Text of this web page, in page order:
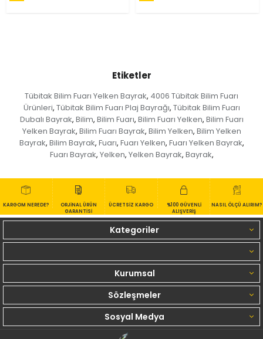
Etiketler
Tübitak Bilim Fuarı Yelken Bayrak, 4006 Tübitak Bilim Fuarı
Ürünleri, Tübitak Bilim Fuarı Plaj Bayrağı, Tübitak Bilim Fuarı
Dubalı Bayrak, Bilim, Bilim Fuarı, Bilim Fuarı Yelken, Bilim Fuarı
Yelken Bayrak, Bilim Fuarı Bayrak, Bilim Yelken, Bilim Yelken
Bayrak, Bilim Bayrak, Fuarı, Fuarı Yelken, Fuarı Yelken Bayrak,
Fuarı Bayrak, Yelken, Yelken Bayrak, Bayrak,
KARGOM NEREDE?
ORJİNAL ÜRÜN
GARANTİSİ
ÜCRETSİZ KARGO
%100 GÜVENLİ
ALIŞVERİŞ
NASIL ÖLÇÜ ALIRIM?
Kategoriler
Kurumsal
Sözleşmeler
Sosyal Medya